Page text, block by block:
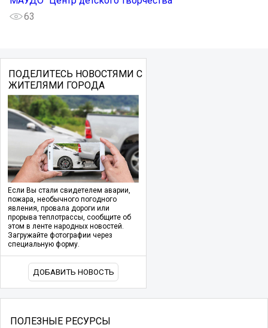
63
ПОДЕЛИТЕСЬ НОВОСТЯМИ С
ЖИТЕЛЯМИ ГОРОДА
Если Вы стали свидетелем аварии,
пожара, необычного погодного
явления, провала дороги или
прорыва теплотрассы, сообщите об
этом в ленте народных новостей.
Загружайте фотографии через
специальную форму.
ДОБАВИТЬ НОВОСТЬ
ПОЛЕЗНЫЕ РЕСУРСЫ